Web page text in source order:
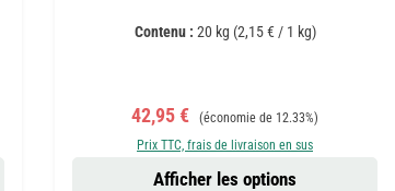
Contenu : 20 kg (2,15 € / 1 kg)
Prix de vente :
42,95 € Prix régulier :
(économie de 12.33%)
Prix TTC, frais de livraison en sus
Afficher les options